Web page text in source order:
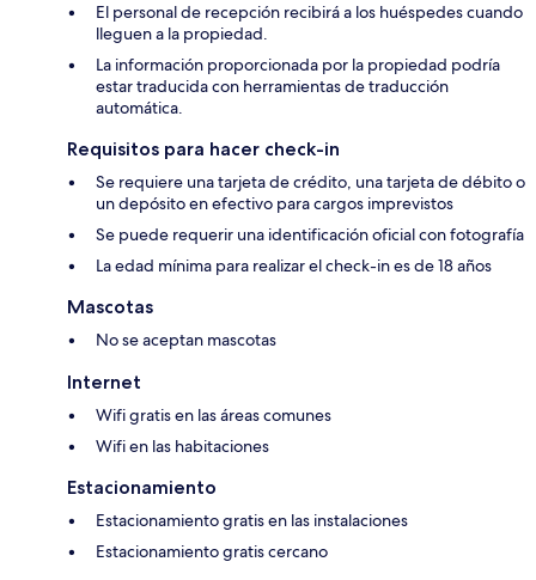
El personal de recepción recibirá a los huéspedes cuando
lleguen a la propiedad.
La información proporcionada por la propiedad podría
estar traducida con herramientas de traducción
automática.
Requisitos para hacer check-in
Se requiere una tarjeta de crédito, una tarjeta de débito o
un depósito en efectivo para cargos imprevistos
Se puede requerir una identificación oficial con fotografía
La edad mínima para realizar el check-in es de 18 años
Mascotas
No se aceptan mascotas
Internet
Wifi gratis en las áreas comunes
Wifi en las habitaciones
Estacionamiento
Estacionamiento gratis en las instalaciones
Estacionamiento gratis cercano